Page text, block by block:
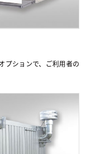
プションで、ご利用者の